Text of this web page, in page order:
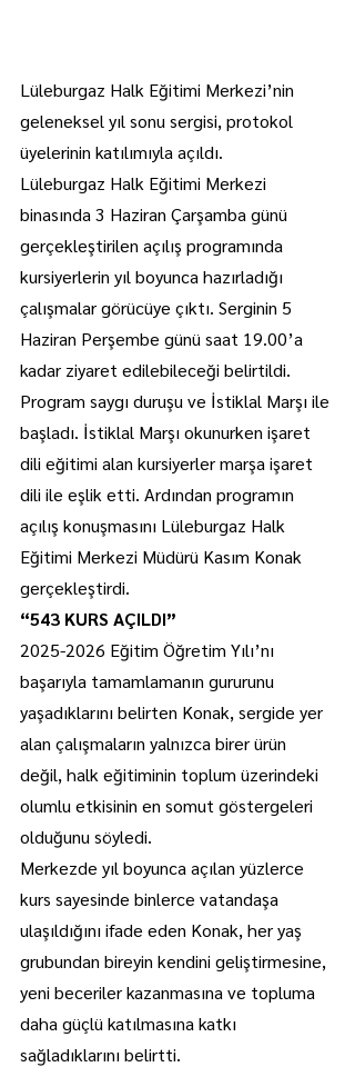
Lüleburgaz Halk Eğitimi Merkezi’nin
geleneksel yıl sonu sergisi, protokol
üyelerinin katılımıyla açıldı.
Lüleburgaz Halk Eğitimi Merkezi
binasında 3 Haziran Çarşamba günü
gerçekleştirilen açılış programında
kursiyerlerin yıl boyunca hazırladığı
çalışmalar görücüye çıktı. Serginin 5
Haziran Perşembe günü saat 19.00’a
kadar ziyaret edilebileceği belirtildi.
Program saygı duruşu ve İstiklal Marşı ile
başladı. İstiklal Marşı okunurken işaret
dili eğitimi alan kursiyerler marşa işaret
dili ile eşlik etti. Ardından programın
açılış konuşmasını Lüleburgaz Halk
Eğitimi Merkezi Müdürü Kasım Konak
gerçekleştirdi.
“543 KURS AÇILDI”
2025-2026 Eğitim Öğretim Yılı’nı
başarıyla tamamlamanın gururunu
yaşadıklarını belirten Konak, sergide yer
alan çalışmaların yalnızca birer ürün
değil, halk eğitiminin toplum üzerindeki
olumlu etkisinin en somut göstergeleri
olduğunu söyledi.
Merkezde yıl boyunca açılan yüzlerce
kurs sayesinde binlerce vatandaşa
ulaşıldığını ifade eden Konak, her yaş
grubundan bireyin kendini geliştirmesine,
yeni beceriler kazanmasına ve topluma
daha güçlü katılmasına katkı
sağladıklarını belirtti.